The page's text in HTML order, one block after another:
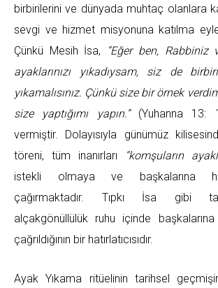
birbirilerini ve dünyada muhtaç olanlara
sevgi ve hizmet misyonuna katılma
Çünkü Mesih İsa,
“Eğer ben, Rabbiniz
ayaklarınızı yıkadıysam, siz de
yıkamalısınız. Çünkü size bir örnek
size yaptığımı yapın.”(Yuhanna 13:
vermiştir. Dolayısıyla günümüz
töreni, tüm inanırları
“komşuların
istekli olmaya ve başkalarına
çağırmaktadır. Tıpkı İsa gibi
alçakgönüllülük ruhu içinde
çağrıldığının bir hatırlatıcısıdır.
Ayak Yıkama ritüelinin tarihsel